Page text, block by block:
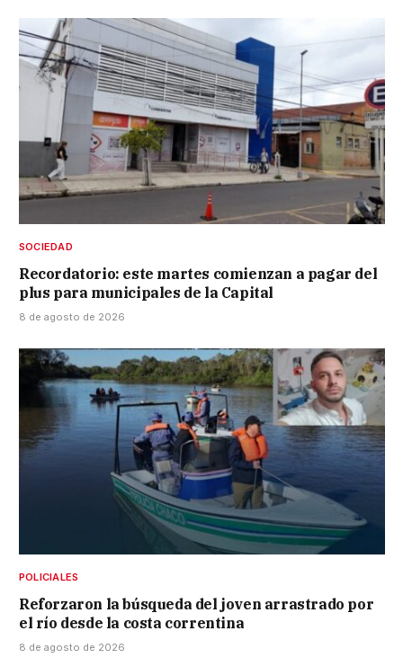
SOCIEDAD
Recordatorio: este martes comienzan a pagar del
plus para municipales de la Capital
8 de agosto de 2026
POLICIALES
Reforzaron la búsqueda del joven arrastrado por
el río desde la costa correntina
8 de agosto de 2026